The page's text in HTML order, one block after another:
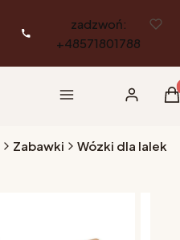
zadzwoń:
+48571801788
Menu Zaloguj się
Zabawki Wózki dla lalek